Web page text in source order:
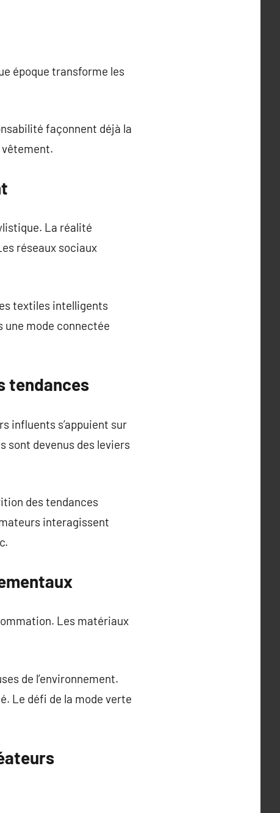
époque transforme les
façonnent déjà la
vêtement.
La réalité
réseaux sociaux
textiles intelligents
une mode connectée
tendances
influents s’appuient sur
sont devenus des leviers
des tendances
interagissent
Les matériaux
de l’environnement.
Le défi de la mode verte